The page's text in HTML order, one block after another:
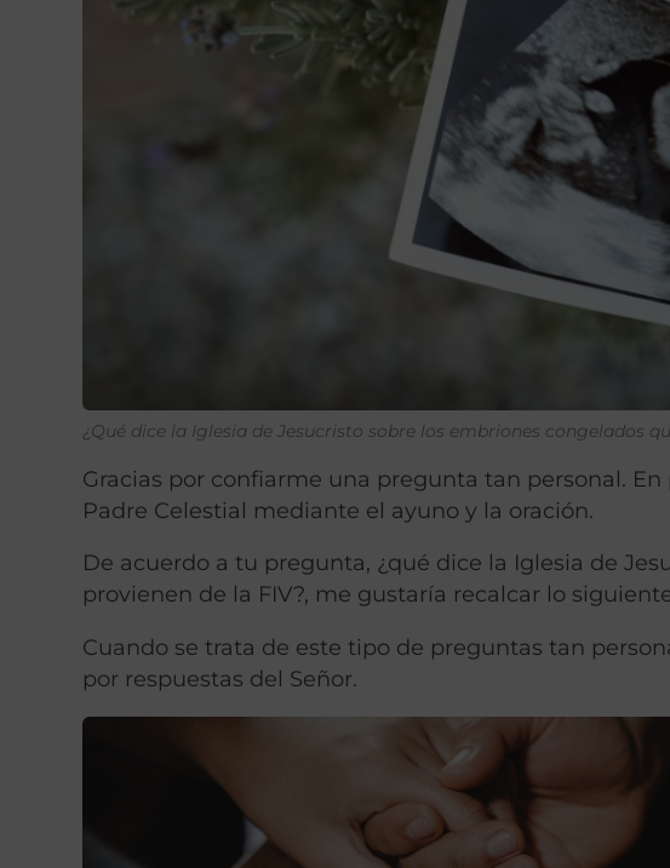
¿Qué dice la Iglesia de Jesucristo sobre los embriones congelados
Gracias por confiarme una pregunta tan personal.
Padre Celestial mediante el ayuno y la oración.
De acuerdo a tu pregunta, ¿qué dice la Iglesia de
provienen de la FIV?, me gustaría recalcar lo
Cuando se trata de este tipo de preguntas tan
por respuestas del Señor.